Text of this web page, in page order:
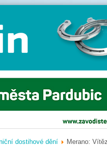
dostihové dění Merano: